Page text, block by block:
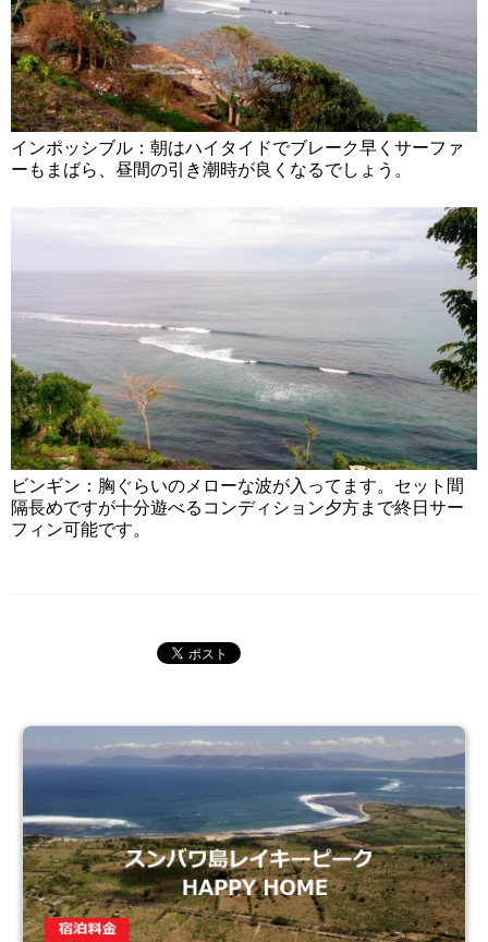
インポッシブル：朝はハイタイドでブレーク早くサーファ
ーもまばら、昼間の引き潮時が良くなるでしょう。
ビンギン：胸ぐらいのメローな波が入ってます。セット間
隔長めですが十分遊べるコンディション夕方まで終日サー
フィン可能です。